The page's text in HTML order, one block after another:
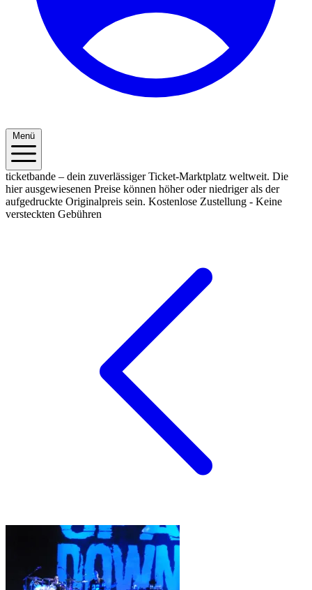
Menü
ticketbande – dein zuverlässiger Ticket-Marktplatz weltweit. Die
hier ausgewiesenen Preise können höher oder niedriger als der
aufgedruckte Originalpreis sein. Kostenlose Zustellung - Keine
versteckten Gebühren